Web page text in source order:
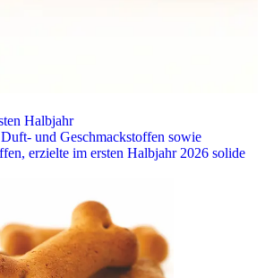
Halbjahr
und Geschmackstoffen sowie
erzielte im ersten Halbjahr 2026 solide